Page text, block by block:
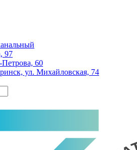
97
Петрова, 60
ул. Михайловская, 74